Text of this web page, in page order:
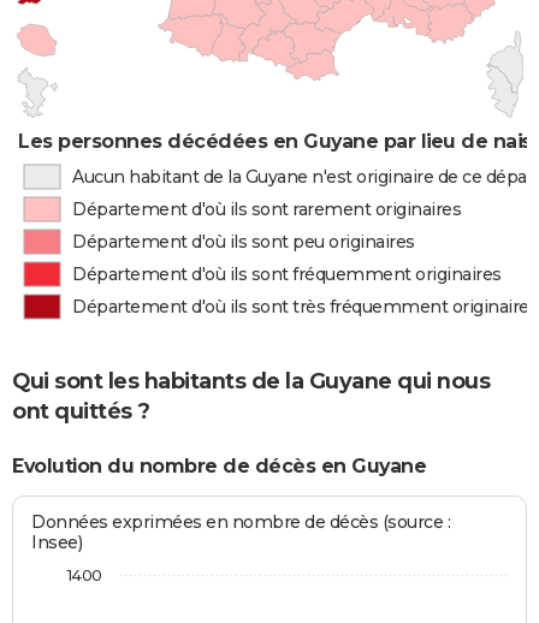
Les personnes décédées en Guyane par lieu de
Aucun habitant de la Guyane n'est originaire de ce
Département d'où ils sont rarement originaires
Département d'où ils sont peu originaires
Département d'où ils sont fréquemment originaires
Département d'où ils sont très fréquemment originaires
Qui sont les habitants de la Guyane qui nous
ont quittés ?
Evolution du nombre de décès en Guyane
Données exprimées en nombre de décès (source :
Insee)
1400